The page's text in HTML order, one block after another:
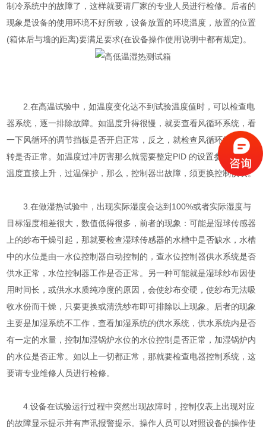
制冷系统中的故障了，这样就要请厂家的专业人员进行检修。后者的
现象是设备的使用环境不好所致，设备放置的环境温度，放置的位置
(箱体后与墙的距离)要满足要求(在设备操作使用说明中都有规定)。
2.在高温试验中，如温度变化达不到试验温度值时，可以检查电
器系统，逐一排除故障。如温度升得很慢，就要查看风循环系统，看
一下风循环的调节挡板是否开启正常，反之，就检查风循环的电机运
转是否正常。如温度过冲厉害那么就需要整定PID 的设置参数。如果
温度直接上升，过温保护，那么，控制器出故障，须更换控制仪表。
3.在做湿热试验中，出现实际湿度会达到100%或者实际湿度与
目标湿度相差很大，数值低得很多，前者的现象：可能是湿球传感器
上的纱布干燥引起，那就要检查湿球传感器的水槽中是否缺水，水槽
中的水位是由一水位控制器自动控制的，查水位控制器供水系统是否
供水正常，水位控制器工作是否正常。另一种可能就是湿球纱布因使
用时间长，或供水水质纯净度的原因，会使纱布变硬，使纱布无法吸
收水份而干燥，只要更换或清洗纱布即可排除以上现象。后者的现象
主要是加湿系统不工作，查看加湿系统的供水系统，供水系统内是否
有一定的水量，控制加湿锅炉水位的水位控制是否正常，加湿锅炉内
的水位是否正常。如以上一切都正常，那就要检查电器控制系统，这
要请专业维修人员进行检修。
4.设备在试验运行过程中突然出现故障时，控制仪表上出现对应
的故障显示提示并有声讯报警提示。操作人员可以对照设备的操作使